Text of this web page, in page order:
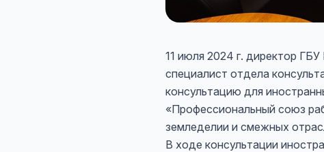
11 июля 2024 г. директор
специалист отдела
консультацию для
«Профессиональный союз
земледелии и смежных
В ходе консультации